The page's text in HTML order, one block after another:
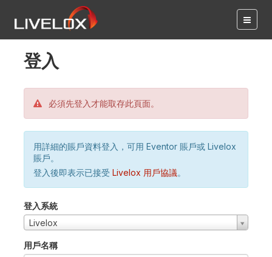
登入
必須先登入才能取存此頁面。
用詳細的賬戶資料登入，可用 Eventor 賬戶或 Livelox
賬戶。
登入後即表示已接受 Livelox 用戶協議。
登入系統
Livelox
用戶名稱